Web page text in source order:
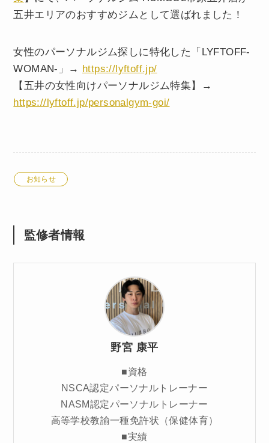
五井エリアのおすすめジムとして選ばれました！
女性のパーソナルジム探しに特化した「LYFTOFF-
WOMAN-」→ https://lyftoff.jp/
【五井の女性向けパーソナルジム特集】→
https://lyftoff.jp/personalgym-goi/
お知らせ
監修者情報
野宮 康平
■資格
NSCA認定パーソナルトレーナー
NASM認定パーソナルトレーナー
高等学校教諭一種免許状（保健体育）
■実績